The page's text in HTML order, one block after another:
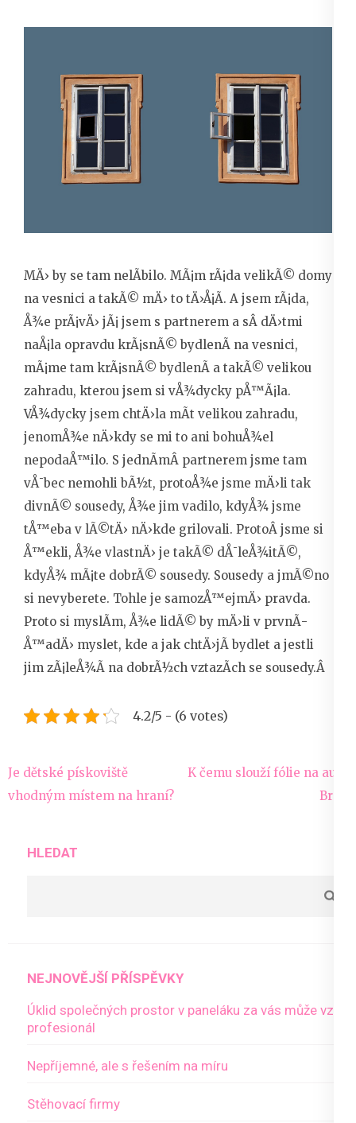
MÄ› by se tam nelÃ­bilo. MÃ¡m rÃ¡da velikÃ© domy
na vesnici a takÃ© mÄ› to tÄ›Å¡Ã­. A jsem rÃ¡da,
Å¾e prÃ¡vÄ› jÃ¡ jsem s partnerem a sÂ dÄ›tmi
naÅ¡la opravdu krÃ¡snÃ© bydlenÃ­ na vesnici,
mÃ¡me tam krÃ¡snÃ© bydlenÃ­ a takÃ© velikou
zahradu, kterou jsem si vÅ¾dycky pÅ™Ã¡la.
VÅ¾dycky jsem chtÄ›la mÃ­t velikou zahradu,
jenomÅ¾e nÄ›kdy se mi to ani bohuÅ¾el
nepodaÅ™ilo. S jednÃ­mÂ partnerem jsme tam
vÅ¯bec nemohli bÃ½t, protoÅ¾e jsme mÄ›li tak
divnÃ© sousedy, Å¾e jim vadilo, kdyÅ¾ jsme
tÅ™eba v lÃ©tÄ› nÄ›kde grilovali. ProtoÂ jsme si
Å™ekli, Å¾e vlastnÄ› je takÃ© dÅ¯leÅ¾itÃ©,
kdyÅ¾ mÃ¡te dobrÃ© sousedy. Sousedy a jmÃ©no
si nevyberete. Tohle je samozÅ™ejmÄ› pravda.
Proto si myslÃ­m, Å¾e lidÃ© by mÄ›li v prvnÃ­
Å™adÄ› myslet, kde a jak chtÄ›jÃ­ bydlet a jestli
jim zÃ¡leÅ¾Ã­ na dobrÃ½ch vztazÃ­ch se sousedy.Â
4.2/5 - (6 votes)
Navigace
pro
Je dětské pískoviště
vhodným místem na hraní?
K čemu slouží fólie na auto
Brno
HLEDAT
NEJNOVĚJŠÍ PŘÍSPĚVKY
Úklid společných prostor v paneláku za vás může vzít
profesionál
Nepříjemné, ale s řešením na míru
Stěhovací firmy